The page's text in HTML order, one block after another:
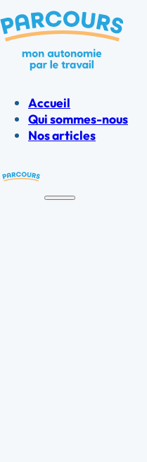
Accueil
Qui sommes-nous
Nos articles